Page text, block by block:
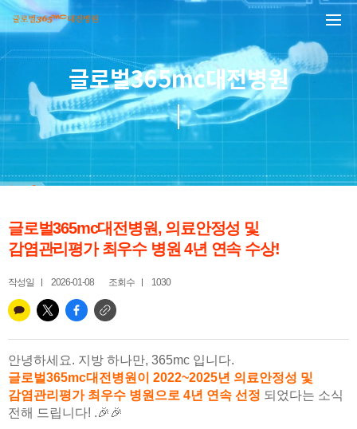
본문 바로가기
글로벌365mc대전병원
글로벌365mc대전병원, 의료안정성 및
감염관리평가 최우수 병원 4년 연속 수상!
작성일 2026-01-08 조회수 1030
안녕하세요. 지방 하나만, 365mc 입니다.
글로벌365mc대전병원이 2022~2025년 의료안정성 및
감염관리평가 최우수 병원으로 4년 연속 선정 되었다는 소식
전해 드립니다! .🎉🎉